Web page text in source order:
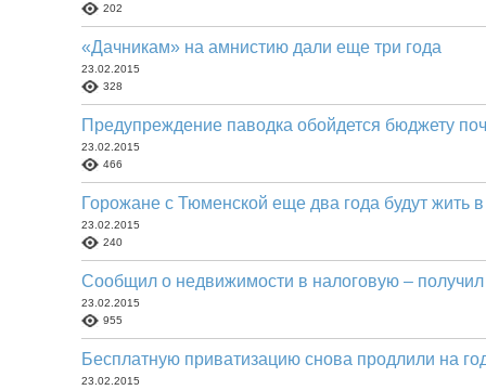
202
«Дачникам» на амнистию дали еще три года
23.02.2015
328
Предупреждение паводка обойдется бюджету
23.02.2015
466
Горожане с Тюменской еще два года будут жить
23.02.2015
240
Сообщил о недвижимости в налоговую – получил
23.02.2015
955
Бесплатную приватизацию снова продлили на
23.02.2015